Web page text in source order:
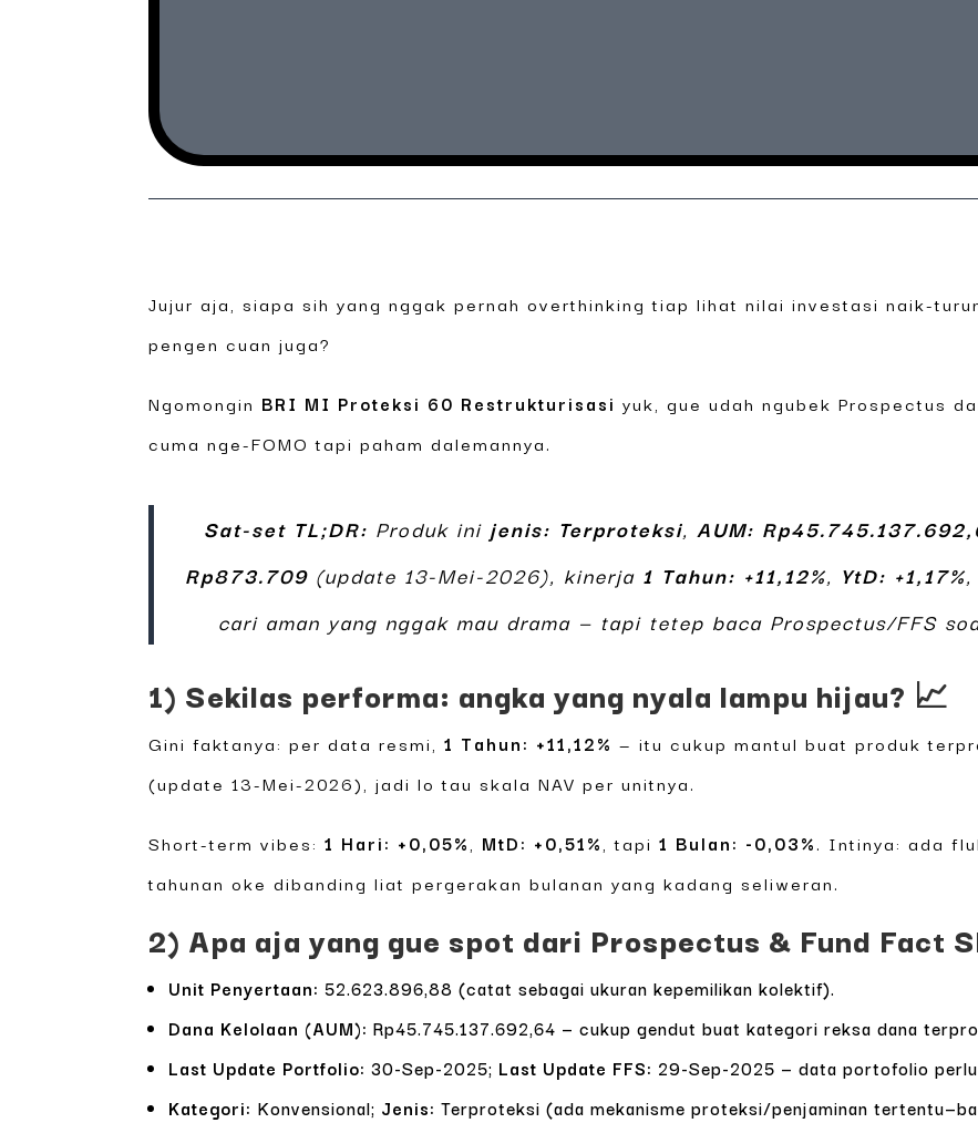
Jujur aja, siapa sih yang nggak pernah overthinking tiap lihat nilai investasi naik-
pengen cuan juga?
Ngomongin BRI MI Proteksi 60 Restrukturisasi yuk, gue udah ngubek Prospectus
cuma nge-FOMO tapi paham dalemannya.
Sat-set TL;DR: Produk ini jenis: Terproteksi, AUM:
Rp873.709 (update 13-Mei-2026), kinerja 1 Tahun: +11,12%, YtD: +1,17%,
cari aman yang nggak mau drama — tapi tetep baca Prospectus/FFS
1) Sekilas performa: angka yang nyala lampu hijau? 📈
Gini faktanya: per data resmi,1 Tahun: +11,12% — itu cukup mantul buat produk
(update 13-Mei-2026), jadi lo tau skala NAV per unitnya.
Short-term vibes:1 Hari: +0,05%, MtD: +0,51%, tapi1 Bulan: -0,03%. Intinya: ada
tahunan oke dibanding liat pergerakan bulanan yang kadang seliweran.
2) Apa aja yang gue spot dari Prospectus & Fund Fact
Unit Penyertaan: 52.623.896,88 (catat sebagai ukuran kepemilikan kolektif).
Dana Kelolaan (AUM): Rp45.745.137.692,64 — cukup gendut buat kategori reksa dana
Last Update Portfolio: 30-Sep-2025; Last Update FFS: 29-Sep-2025 — data portofolio
Kategori: Konvensional; Jenis: Terproteksi (ada mekanisme proteksi/penjaminan